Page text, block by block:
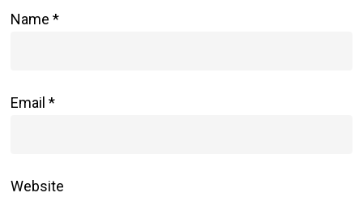
Name*
Email*
Website